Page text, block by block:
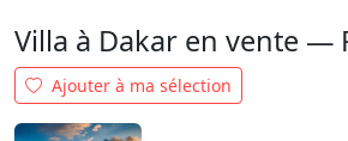
Villa à Dakar en vente —
Ajouter à ma sélection